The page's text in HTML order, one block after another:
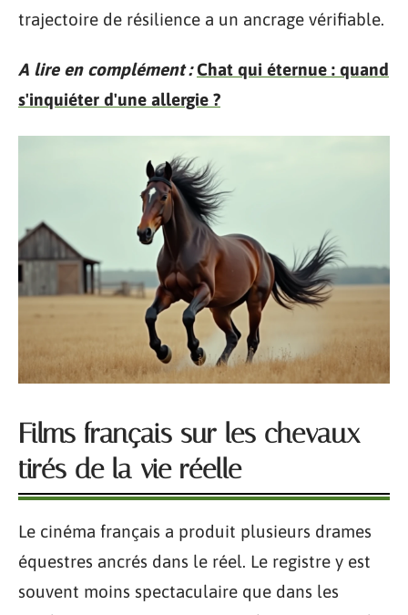
trajectoire de résilience a un ancrage vérifiable.
A lire en complément : Chat qui éternue : quand
s'inquiéter d'une allergie ?
Films français sur les chevaux
tirés de la vie réelle
Le cinéma français a produit plusieurs drames
équestres ancrés dans le réel. Le registre y est
souvent moins spectaculaire que dans les